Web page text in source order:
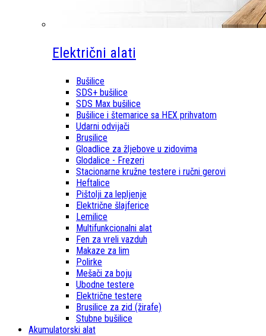
Električni alati
Bušilice
SDS+ bušilice
SDS Max bušilice
Bušilice i štemarice sa HEX prihvatom
Udarni odvijači
Brusilice
Gloadlice za žljebove u zidovima
Glodalice - Frezeri
Stacionarne kružne testere i ručni gerovi
Heftalice
Pištolji za lepljenje
Električne šlajferice
Lemilice
Multifunkcionalni alat
Fen za vreli vazduh
Makaze za lim
Polirke
Mešači za boju
Ubodne testere
Električne testere
Brusilice za zid (žirafe)
Stubne bušilice
Akumulatorski alat